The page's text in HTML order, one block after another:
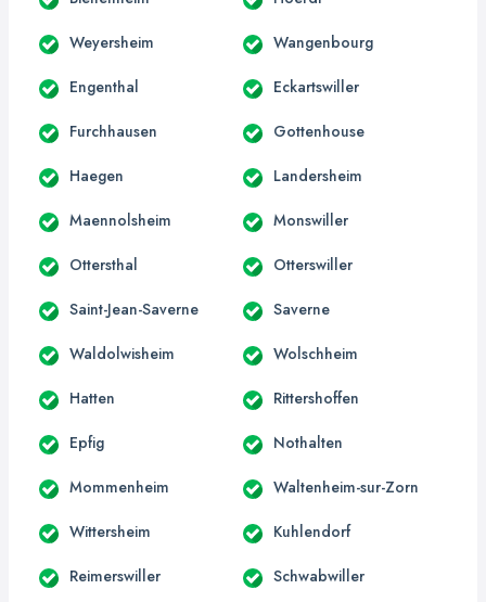
Weyersheim Wangenbourg
Engenthal Eckartswiller
Furchhausen Gottenhouse
Haegen Landersheim
Maennolsheim Monswiller
Ottersthal Otterswiller
Saint-Jean-Saverne Saverne
Waldolwisheim Wolschheim
Hatten Rittershoffen
Epfig Nothalten
Mommenheim Waltenheim-sur-Zorn
Wittersheim Kuhlendorf
Reimerswiller Schwabwiller